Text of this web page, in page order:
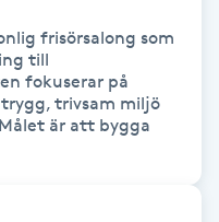
frisörsalong som
till
fokuserar på
trivsam miljö
är att bygga